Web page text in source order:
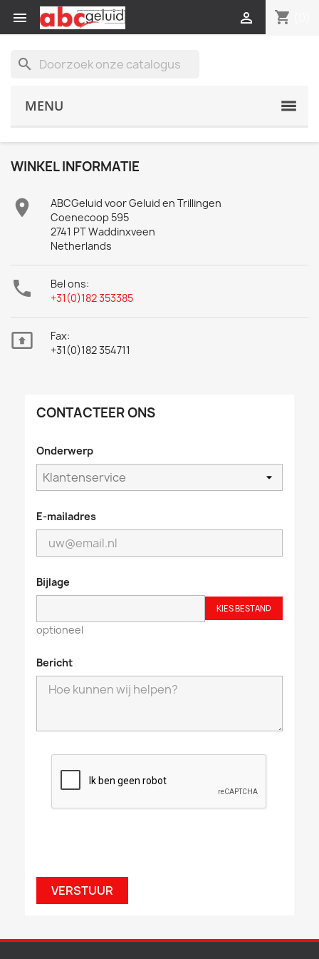
 shopping_cart

search
MENU
WINKEL INFORMATIE

ABCGeluid voor Geluid en Trillingen
Coenecoop 595
2741 PT Waddinxveen
Netherlands

Bel ons:
+31(0)182 353385

Fax:
+31(0)182 354711
CONTACTEER ONS
Onderwerp
E-mailadres
Bijlage
KIES BESTAND
optioneel
Bericht